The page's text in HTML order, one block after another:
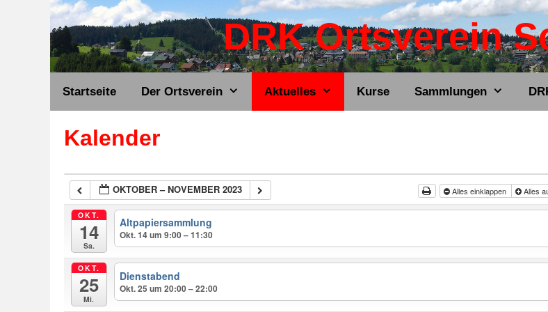
DRK Ortsverein
Startseite Der Ortsverein Aktuelles Kurse Sammlungen
Kalender
OKTOBER – NOVEMBER 2023 Alles einklappen Alles
OKT.
14
Sa.
Altpapiersammlung
Okt. 14 um 9:00 – 11:30
OKT.
25
Mi.
Dienstabend
Okt. 25 um 20:00 – 22:00